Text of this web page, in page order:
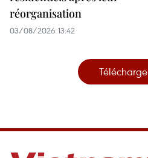
réorganisation
03/08/2026 13:42